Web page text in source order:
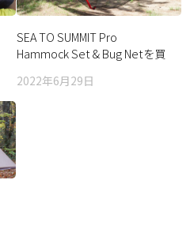
SEA TO SUMMIT Pro
Hammock Set & Bug Netを買
2022年6月29日